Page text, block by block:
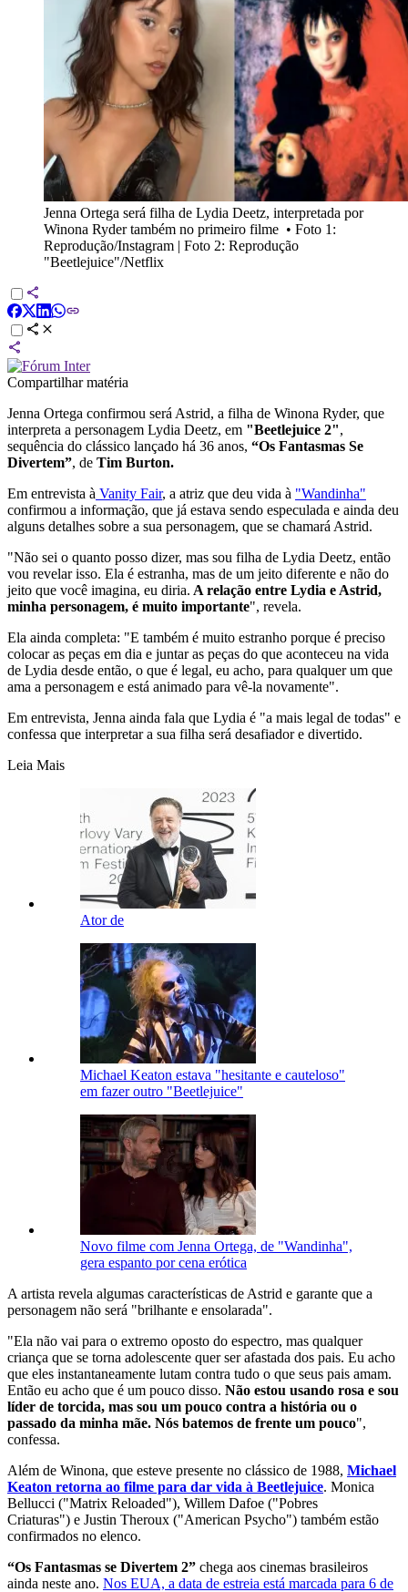
Jenna Ortega será filha de Lydia Deetz, interpretada por
Winona Ryder também no primeiro filme • Foto 1:
Reprodução/Instagram | Foto 2: Reprodução
"Beetlejuice"/Netflix
Compartilhar matéria
Jenna Ortega confirmou será Astrid, a filha de Winona Ryder, que
interpreta a personagem Lydia Deetz, em "Beetlejuice 2",
sequência do clássico lançado há 36 anos, “Os Fantasmas Se
Divertem”, de Tim Burton.
Em entrevista à Vanity Fair, a atriz que deu vida à "Wandinha"
confirmou a informação, que já estava sendo especulada e ainda deu
alguns detalhes sobre a sua personagem, que se chamará Astrid.
"Não sei o quanto posso dizer, mas sou filha de Lydia Deetz, então
vou revelar isso. Ela é estranha, mas de um jeito diferente e não do
jeito que você imagina, eu diria. A relação entre Lydia e Astrid,
minha personagem, é muito importante", revela.
Ela ainda completa: "E também é muito estranho porque é preciso
colocar as peças em dia e juntar as peças do que aconteceu na vida
de Lydia desde então, o que é legal, eu acho, para qualquer um que
ama a personagem e está animado para vê-la novamente".
Em entrevista, Jenna ainda fala que Lydia é "a mais legal de todas" e
confessa que interpretar a sua filha será desafiador e divertido.
Leia Mais
Ator de
Michael Keaton estava "hesitante e cauteloso"
em fazer outro "Beetlejuice"
Novo filme com Jenna Ortega, de "Wandinha",
gera espanto por cena erótica
A artista revela algumas características de Astrid e garante que a
personagem não será "brilhante e ensolarada".
"Ela não vai para o extremo oposto do espectro, mas qualquer
criança que se torna adolescente quer ser afastada dos pais. Eu acho
que eles instantaneamente lutam contra tudo o que seus pais amam.
Então eu acho que é um pouco disso. Não estou usando rosa e sou
líder de torcida, mas sou um pouco contra a história ou o
passado da minha mãe. Nós batemos de frente um pouco",
confessa.
Além de Winona, que esteve presente no clássico de 1988, Michael
Keaton retorna ao filme para dar vida à Beetlejuice. Monica
Bellucci ("Matrix Reloaded"), Willem Dafoe ("Pobres
Criaturas") e Justin Theroux ("American Psycho") também estão
confirmados no elenco.
“Os Fantasmas se Divertem 2” chega aos cinemas brasileiros
ainda neste ano. Nos EUA, a data de estreia está marcada para 6 de